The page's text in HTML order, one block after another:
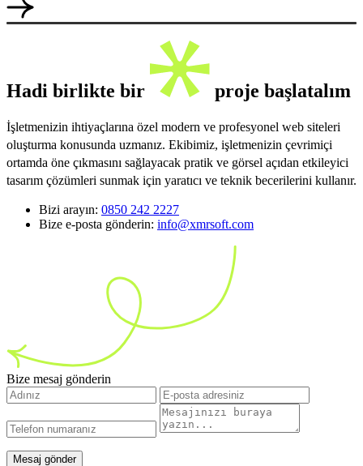
Hadi birlikte bir proje başlatalım
İşletmenizin ihtiyaçlarına özel modern ve profesyonel web siteleri
oluşturma konusunda uzmanız. Ekibimiz, işletmenizin çevrimiçi
ortamda öne çıkmasını sağlayacak pratik ve görsel açıdan etkileyici
tasarım çözümleri sunmak için yaratıcı ve teknik becerilerini kullanır.
Bizi arayın: 0850 242 2227
Bize e-posta gönderin: info@xmrsoft.com
Bize mesaj gönderin
Mesaj gönder